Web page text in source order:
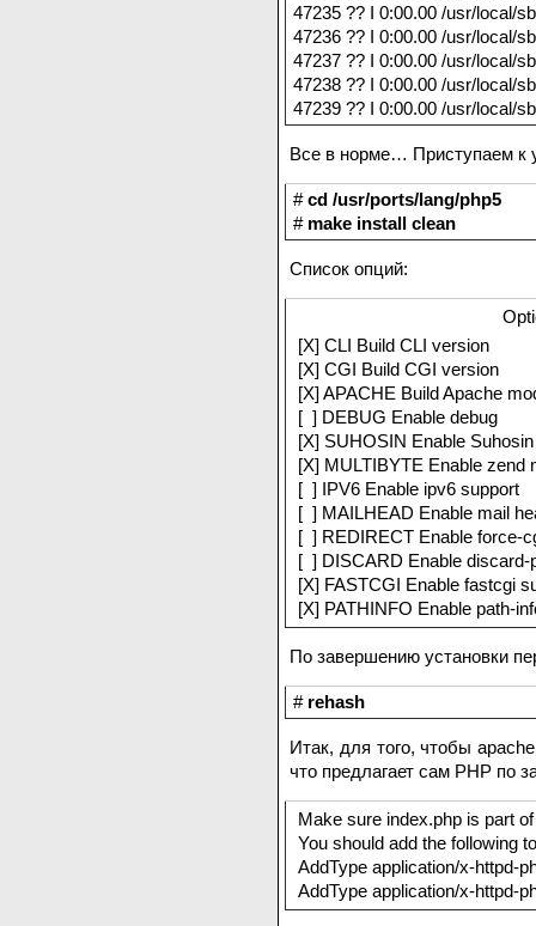
47235 ?? I 0:00.00 /usr/local/
47236 ?? I 0:00.00 /usr/local/
47237 ?? I 0:00.00 /usr/local/
47238 ?? I 0:00.00 /usr/local/
47239 ?? I 0:00.00 /usr/local/
Все в норме… Приступаем к
#cd /usr/ports/lang/php5
# make install clean
Список опций:
[X] CLI Build CLI version
[X] CGI Build CGI version
[X] APACHE Build Apache
[ ] DEBUG Enable debug
[X] SUHOSIN Enable
[X] MULTIBYTE Enable zend
[ ] IPV6 Enable ipv6 support
[ ] MAILHEAD Enable mail
[ ] REDIRECT Enable force-
[ ] DISCARD Enable discard-
[X] FASTCGI Enable fastcgi
[X] PATHINFO Enable path-
По завершению установки
# rehash
Итак, для того, чтобы
что предлагает сам PHP по
Make sure index.php is part
You should add the following
AddType application/x-httpd-
AddType application/x-httpd-